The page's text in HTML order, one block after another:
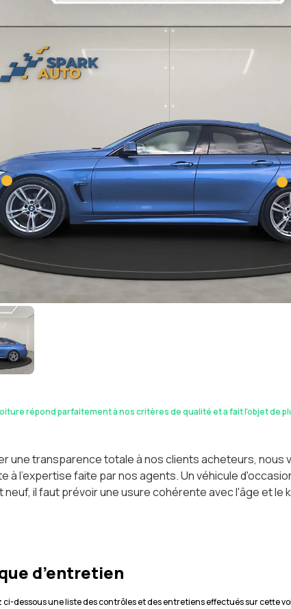
répond parfaitement à nos critères de qualité et a fait l'objet de
une transparence totale à nos clients acheteurs,
à l'expertise faite par nos agents. Un véhicule
neuf, il faut prévoir une usure cohérente avec l'âge et le
d’entretien
ci-dessous une liste des contrôles et des entretiens effectués sur cette